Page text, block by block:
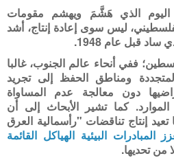
اليوم الذي هَشَّمَ ويهشم مقومات
ليس سوى إعادة إنتاج، أشد
ساد قبل عام 1948.
ففي أنحاء عالم الجنوب، غالبا
ومناطق الحفظ إلى تجريد
دون معالجة عدم المساواة
كما تشير الأبحاث إلى أن
إنتاج تناقضات "رأسمالية العرق
المبادرات البيئية الهياكل القائمة
من تحديها.